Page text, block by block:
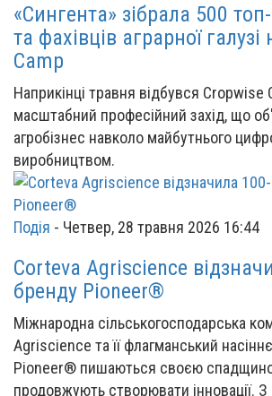
«Сингента» зібрала 500
та фахівців аграрної
Camp
Наприкінці травня відбувся Cropwise
масштабний професійний захід, що
агробізнес навколо майбутнього
виробництвом.
Подія - Четвер, 28 травня 2026 16:44
Corteva Agriscience
бренду Pioneer®
Міжнародна сільськогосподарська
Agriscience та її флагманський
Pioneer® пишаються своєю
продовжують створювати інновації.